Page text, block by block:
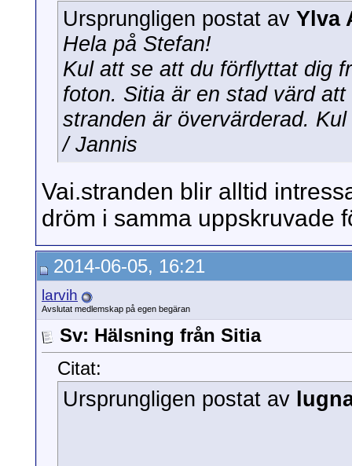
Ursprungligen postat av Ylva
Hela på Stefan!
Kul att se att du förflyttat dig
foton. Sitia är en stad värd
stranden är övervärderad.
/ Jannis
Vai.stranden blir alltid
dröm i samma uppskruvade
2014-06-05, 16:21
larvih
Avslutat medlemskap på egen begäran
Sv: Hälsning från Sitia
Citat:
Ursprungligen postat av